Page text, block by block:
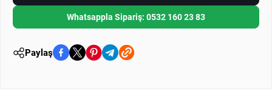
Whatsappla Sipariş: 0532 160 23 83
Paylaş